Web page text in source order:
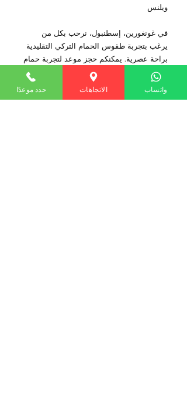
ويلنس
في غونغورين، إسطنبول، نرحب بكل من
يرغب بتجربة طقوس الحمام التركي التقليدية
براحة عصرية. يمكنكم حجز موعد لتجربة حمام
تركي متكاملة، تشمل التقشير والتدليك
بالرغوة، مع معالجينا الخبراء.
حدد موعدًا الاتجاهات واتساب